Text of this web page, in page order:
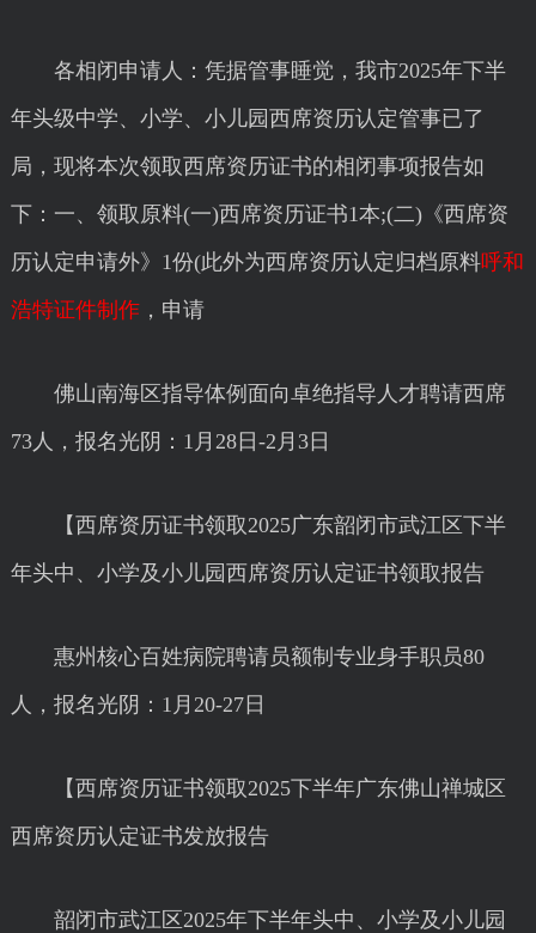
各相闭申请人：凭据管事睡觉，我市2025年下半
年头级中学、小学、小儿园西席资历认定管事已了
局，现将本次领取西席资历证书的相闭事项报告如
下：一、领取原料(一)西席资历证书1本;(二)《西席资
历认定申请外》1份(此外为西席资历认定归档原料呼和
浩特证件制作，申请
佛山南海区指导体例面向卓绝指导人才聘请西席
73人，报名光阴：1月28日-2月3日
【西席资历证书领取2025广东韶闭市武江区下半
年头中、小学及小儿园西席资历认定证书领取报告
惠州核心百姓病院聘请员额制专业身手职员80
人，报名光阴：1月20-27日
【西席资历证书领取2025下半年广东佛山禅城区
西席资历认定证书发放报告
韶闭市武江区2025年下半年头中、小学及小儿园